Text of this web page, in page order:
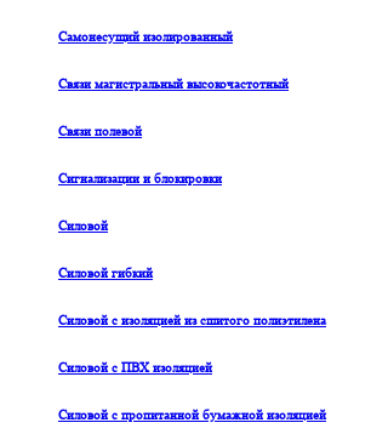
Самонесущий изолированный
Связи магистральный высокочастотный
Связи полевой
Сигнализации и блокировки
Силовой
Силовой гибкий
Силовой с изоляцией из сшитого полиэтилена
Силовой с ПВХ изоляцией
Силовой с пропитанной бумажной изоляцией